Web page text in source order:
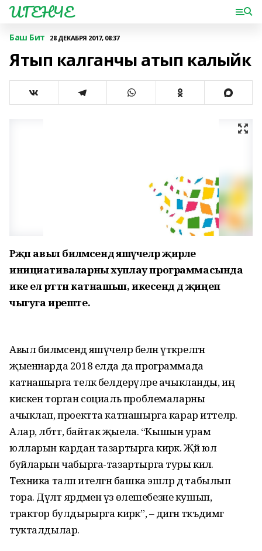
ИГЕНЧЕ
Баш Бит 28 ДЕКАБРЯ 2017, 08:37
Ятып калганчы атып калыйк
Рәҗәп авыл биләмәсендә яшәүчеләр җирле
инициативаларны хуплау программасында
ике ел рәттән катнашып, икесендә дә җиңеп
чыгуга иреште.
Авыл биләмәсендә яшәүчеләр белән үткәрелгән
җыеннарда 2018 елда да программада
катнашырга теләк белдерүләре ачыкланды, иң
кискен торган социаль проблемаларны
ачыклап, проектта катнашырга карар иттеләр.
Алар, әлбәттә, байтак җыела. “Кышын урам
юлларын кардан тазартырга кирәк. Җәй юл
буйларын чабырга-тазартырга туры килә.
Техника таләп ителгән башка эшләр дә табылып
тора. Дәүләт ярдәменә үз өлешебезне кушып,
трактор булдырырга кирәк”, – дигән тәкъдимгә
тукталдылар.